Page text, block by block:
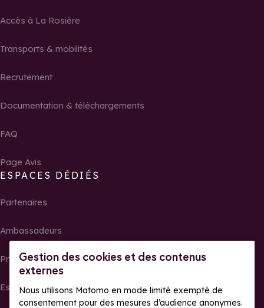
Gestion des cookies et des contenus
externes
Nous utilisons Matomo en mode limité exempté de
consentement pour des mesures d’audience anonymes.
Accès à La Rosière
Transports & mobilités
Recrutement
Documentation & téléchargements
FAQ
Page Avis
ESPACES DÉDIÉS
Partenaires
Ambassadeurs
Propriétaires
Espace presse